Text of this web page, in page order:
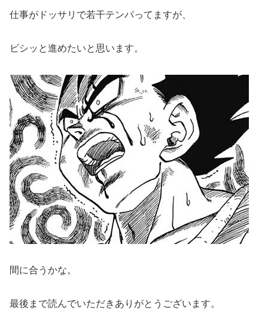
仕事がドッサリで若干テンパってますが、
ビシッと進めたいと思います。
間に合うかな。
最後まで読んでいただきありがとうございます。